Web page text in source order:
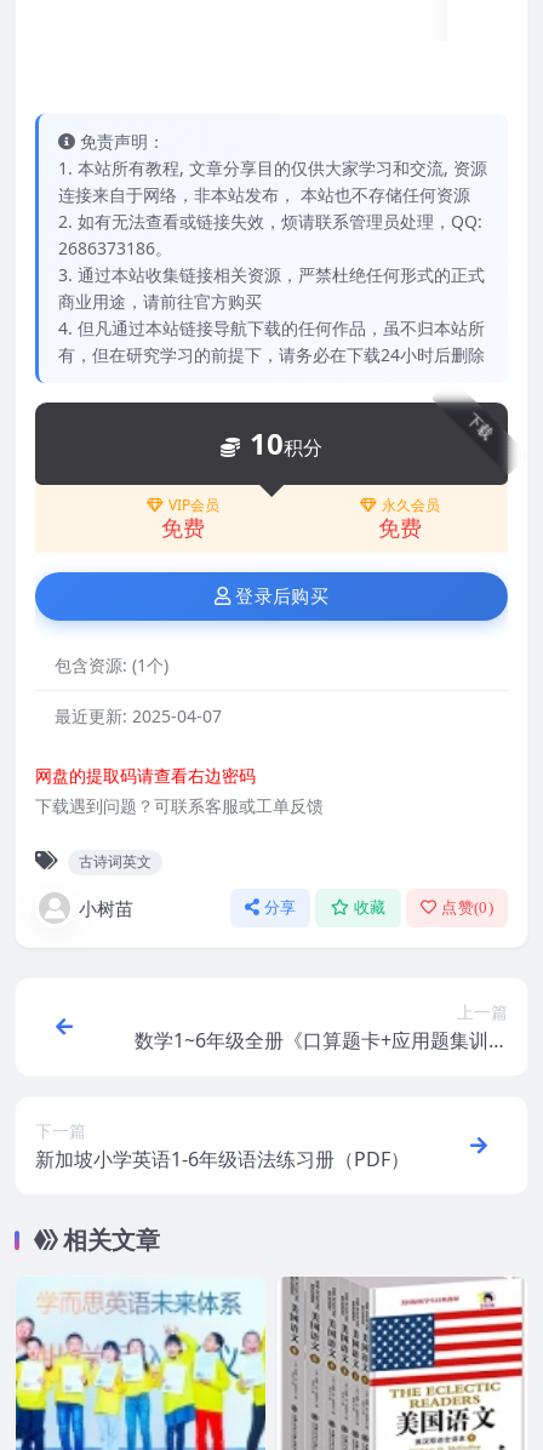
免责声明：
1. 本站所有教程, 文章分享目的仅供大家学习和交流, 资源
连接来自于网络，非本站发布， 本站也不存储任何资源
2. 如有无法查看或链接失效，烦请联系管理员处理，QQ:
2686373186。
3. 通过本站收集链接相关资源，严禁杜绝任何形式的正式
商业用途，请前往官方购买
4. 但凡通过本站链接导航下载的任何作品，虽不归本站所
有，但在研究学习的前提下，请务必在下载24小时后删除
下载
10积分
VIP会员
免费
永久会员
免费
登录后购买
包含资源: (1个)
最近更新: 2025-04-07
网盘的提取码请查看右边密码
下载遇到问题？可联系客服或工单反馈
古诗词英文
小树苗 分享 收藏 点赞(0)
上一篇
数学1~6年级全册《口算题卡+应用题集训》
下一篇
新加坡小学英语1-6年级语法练习册（PDF）
相关文章